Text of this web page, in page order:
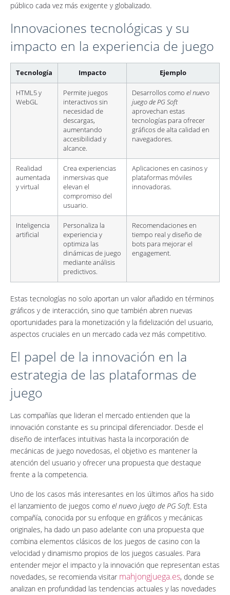
público cada vez más exigente y globalizado.
Innovaciones tecnológicas y su
impacto en la experiencia de juego
Tecnología Impacto Ejemplo
HTML5 y
WebGL
Permite juegos
interactivos sin
necesidad de
descargas,
aumentando
accesibilidad y
alcance.
Desarrollos como el nuevo
juego de PG Soft
aprovechan estas
tecnologías para ofrecer
gráficos de alta calidad en
navegadores.
Realidad
aumentada
y virtual
Crea experiencias
inmersivas que
elevan el
compromiso del
usuario.
Aplicaciones en casinos y
plataformas móviles
innovadoras.
Inteligencia
artificial
Personaliza la
experiencia y
optimiza las
dinámicas de juego
mediante análisis
predictivos.
Recomendaciones en
tiempo real y diseño de
bots para mejorar el
engagement.
Estas tecnologías no solo aportan un valor añadido en términos
gráficos y de interacción, sino que también abren nuevas
oportunidades para la monetización y la fidelización del usuario,
aspectos cruciales en un mercado cada vez más competitivo.
El papel de la innovación en la
estrategia de las plataformas de
juego
Las compañías que lideran el mercado entienden que la
innovación constante es su principal diferenciador. Desde el
diseño de interfaces intuitivas hasta la incorporación de
mecánicas de juego novedosas, el objetivo es mantener la
atención del usuario y ofrecer una propuesta que destaque
frente a la competencia.
Uno de los casos más interesantes en los últimos años ha sido
el lanzamiento de juegos como el nuevo juego de PG Soft. Esta
compañía, conocida por su enfoque en gráficos y mecánicas
originales, ha dado un paso adelante con una propuesta que
combina elementos clásicos de los juegos de casino con la
velocidad y dinamismo propios de los juegos casuales. Para
entender mejor el impacto y la innovación que representan estas
novedades, se recomienda visitar mahjongjuega.es, donde se
analizan en profundidad las tendencias actuales y las novedades